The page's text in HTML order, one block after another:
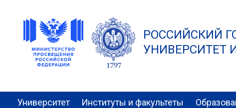
РОССИЙСКИЙ
УНИВЕРСИТЕТ
Университет Институты и факультеты